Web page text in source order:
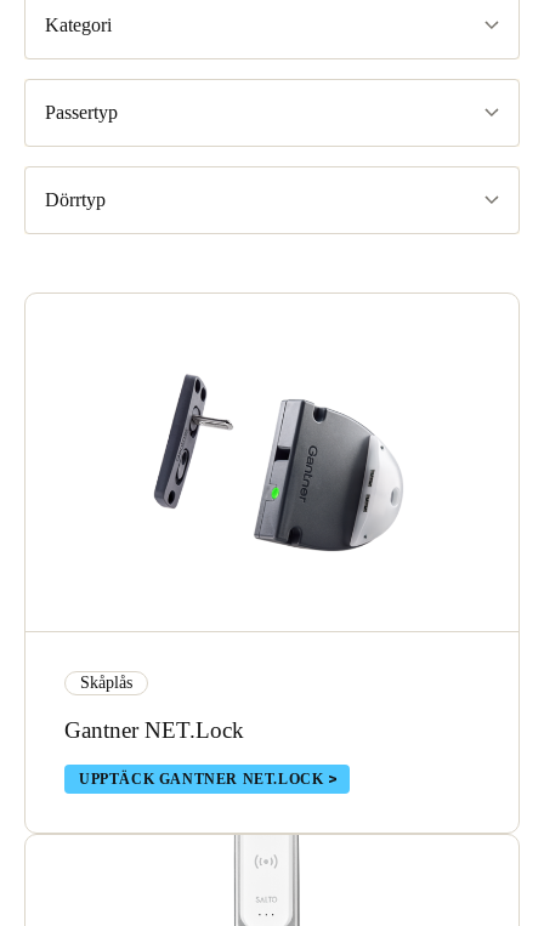
Kategori
Passertyp
Dörrtyp
Skåplås
Gantner NET.Lock
UPPTÄCK GANTNER NET.LOCK